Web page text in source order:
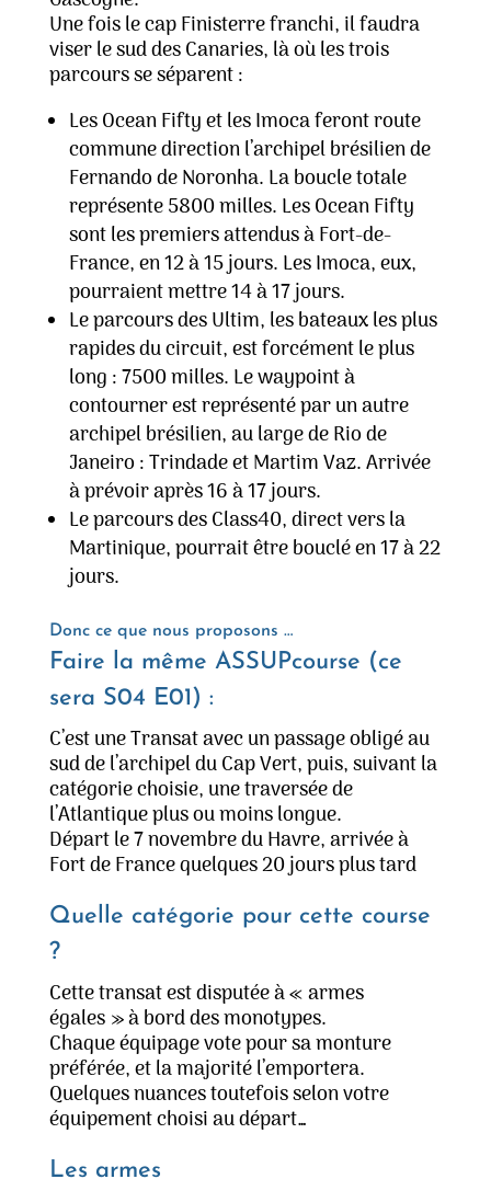
Une fois le cap Finisterre franchi, il faudra
viser le sud des Canaries, là où les trois
parcours se séparent :
Les Ocean Fifty et les Imoca feront route
commune direction l’archipel brésilien de
Fernando de Noronha. La boucle totale
représente 5800 milles. Les Ocean Fifty
sont les premiers attendus à Fort-de-
France, en 12 à 15 jours. Les Imoca, eux,
pourraient mettre 14 à 17 jours.
Le parcours des Ultim, les bateaux les plus
rapides du circuit, est forcément le plus
long : 7500 milles. Le waypoint à
contourner est représenté par un autre
archipel brésilien, au large de Rio de
Janeiro : Trindade et Martim Vaz. Arrivée
à prévoir après 16 à 17 jours.
Le parcours des Class40, direct vers la
Martinique, pourrait être bouclé en 17 à 22
jours.
Donc ce que nous proposons …
Faire la même ASSUPcourse (ce
sera S04 E01) :
C’est une Transat avec un passage obligé au
sud de l’archipel du Cap Vert, puis, suivant la
catégorie choisie, une traversée de
l’Atlantique plus ou moins longue.
Départ le 7 novembre du Havre, arrivée à
Fort de France quelques 20 jours plus tard
Quelle catégorie pour cette course
?
Cette transat est disputée à « armes
égales » à bord des monotypes.
Chaque équipage vote pour sa monture
préférée, et la majorité l’emportera.
Quelques nuances toutefois selon votre
équipement choisi au départ…
Les armes